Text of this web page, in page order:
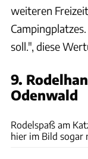
weiteren
soll.", diese
9.
Odenwald
Rodelspaß am
hier im Bild sogar